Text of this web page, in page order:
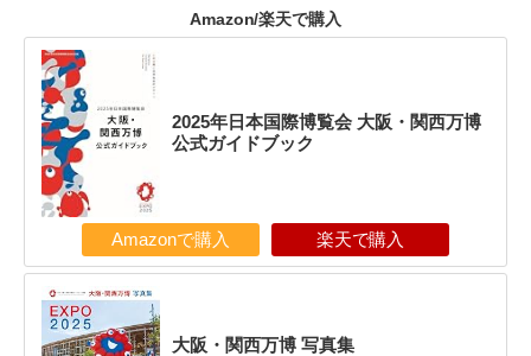
Amazon/楽天で購入
2025年日本国際博覧会 大阪・関西万博
公式ガイドブック
Amazonで購入 楽天で購入
大阪・関西万博 写真集